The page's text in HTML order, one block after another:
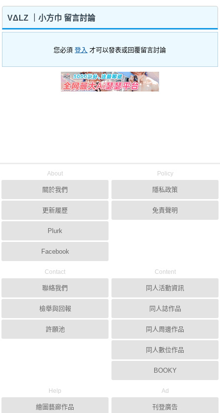
VΔLZ ｜小方巾 留言討論
您必須登入 才可以發表或回覆留言討論
About
關於我們
更新履歷
Plurk
Facebook
Policy
隱私政策
免責聲明
Contact
聯絡我們
檢舉與回報
許願池
Content
同人活動資訊
同人誌作品
同人周邊作品
同人數位作品
BOOKY
Help
繪圖藝廊作品
Ad
刊登廣告